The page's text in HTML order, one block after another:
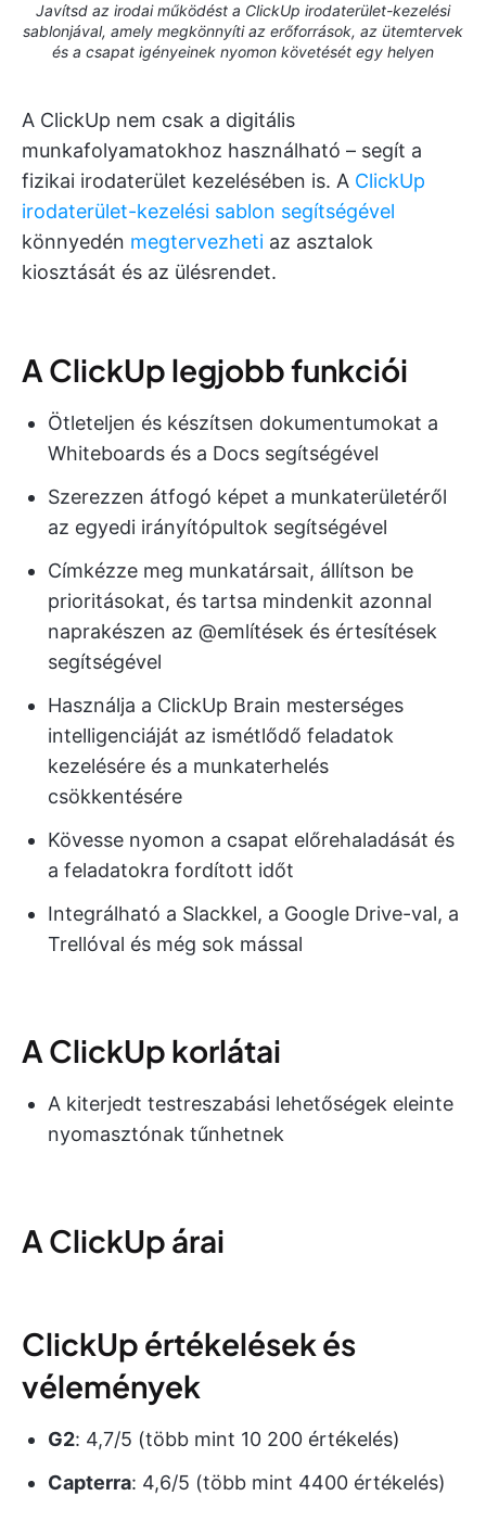
Javítsd az irodai működést a ClickUp irodaterület-kezelési
sablonjával, amely megkönnyíti az erőforrások, az ütemtervek
és a csapat igényeinek nyomon követését egy helyen
A ClickUp nem csak a digitális
munkafolyamatokhoz használható – segít a
fizikai irodaterület kezelésében is. A ClickUp
irodaterület-kezelési sablon segítségével
könnyedén megtervezheti az asztalok
kiosztását és az ülésrendet.
A ClickUp legjobb funkciói
Ötleteljen és készítsen dokumentumokat a
Whiteboards és a Docs segítségével
Szerezzen átfogó képet a munkaterületéről
az egyedi irányítópultok segítségével
Címkézze meg munkatársait, állítson be
prioritásokat, és tartsa mindenkit azonnal
naprakészen az @említések és értesítések
segítségével
Használja a ClickUp Brain mesterséges
intelligenciáját az ismétlődő feladatok
kezelésére és a munkaterhelés
csökkentésére
Kövesse nyomon a csapat előrehaladását és
a feladatokra fordított időt
Integrálható a Slackkel, a Google Drive-val, a
Trellóval és még sok mással
A ClickUp korlátai
A kiterjedt testreszabási lehetőségek eleinte
nyomasztónak tűnhetnek
A ClickUp árai
ClickUp értékelések és
vélemények
G2: 4,7/5 (több mint 10 200 értékelés)
Capterra: 4,6/5 (több mint 4400 értékelés)